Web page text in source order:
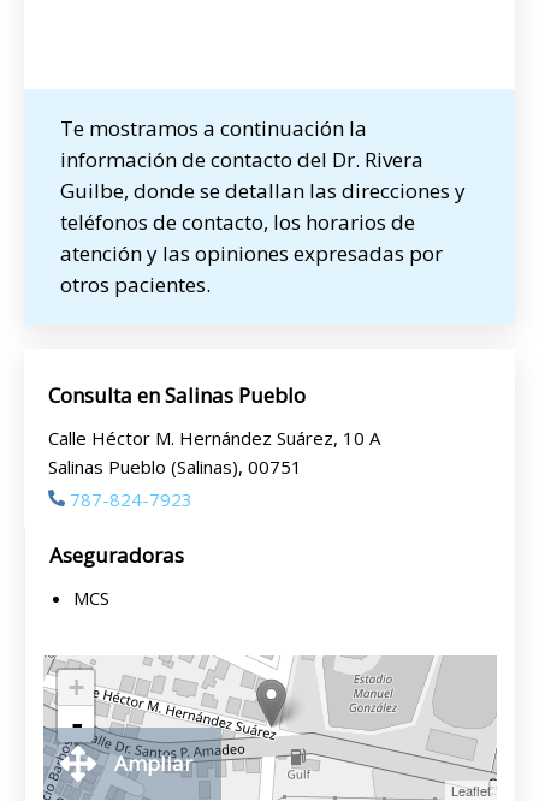
Te mostramos a continuación la
información de contacto del Dr. Rivera
Guilbe, donde se detallan las direcciones y
teléfonos de contacto, los horarios de
atención y las opiniones expresadas por
otros pacientes.
Consulta en Salinas Pueblo
Calle Héctor M. Hernández Suárez, 10 A
Salinas Pueblo (Salinas), 00751
787-824-7923
Aseguradoras
MCS
+
-
Leaflet
Ampliar